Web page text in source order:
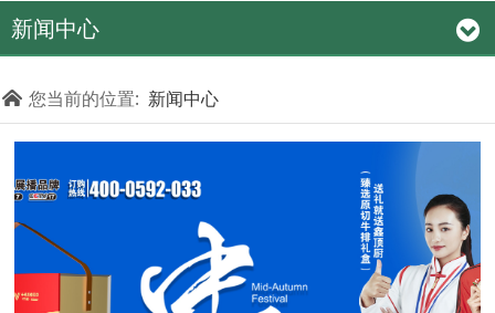
新闻中心
您当前的位置: 新闻中心